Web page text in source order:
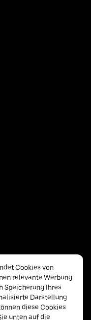
Cookies von
relevante Werbung
Speicherung Ihres
Darstellung
diese Cookies
unten auf die